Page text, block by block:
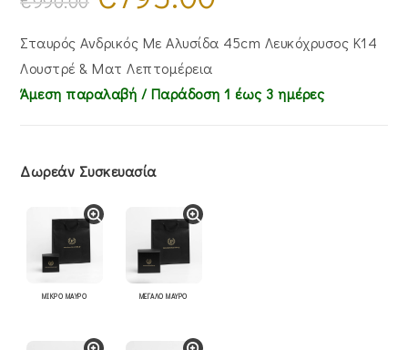
was:
€795.00.
Σταυρός Ανδρικός Με Αλυσίδα 45cm Λευκόχρυσος Κ14
Λουστρέ & Ματ Λεπτομέρεια
Άμεση παραλαβή / Παράδoση 1 έως 3 ημέρες
Δωρεάν Συσκευασία
ΜΙΚΡΟ ΜΑΥΡΟ ΜΕΓΑΛΟ ΜΑΥΡΟ